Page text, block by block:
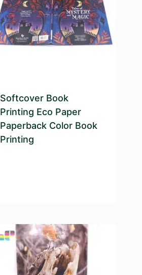
Softcover Book
Printing Eco Paper
Paperback Color Book
Printing